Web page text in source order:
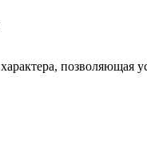
позволяющая